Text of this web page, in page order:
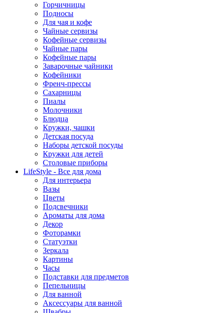
Горчичницы
Подносы
Для чая и кофе
Чайные сервизы
Кофейные сервизы
Чайные пары
Кофейные пары
Заварочные чайники
Кофейники
Френч-прессы
Сахарницы
Пиалы
Молочники
Блюдца
Кружки, чашки
Детская посуда
Наборы детской посуды
Кружки для детей
Столовые приборы
LifeStyle - Все для дома
Для интерьера
Вазы
Цветы
Подсвечники
Ароматы для дома
Декор
Фоторамки
Статуэтки
Зеркала
Картины
Часы
Подставки для предметов
Пепельницы
Для ванной
Аксессуары для ванной